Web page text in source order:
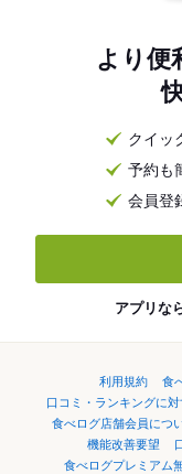
より便
クイッ
予約も
会員登
アプリな
利用規約 食
口コミ・ランキングに
食べログ店舗会員につ
機能改善要望
食べログプレミアム